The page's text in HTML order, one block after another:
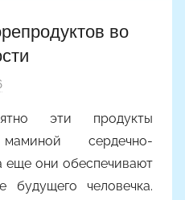
во
т
о
р
о
эти продукты
сердечно-
еще они обеспечивают
будущего человечка.